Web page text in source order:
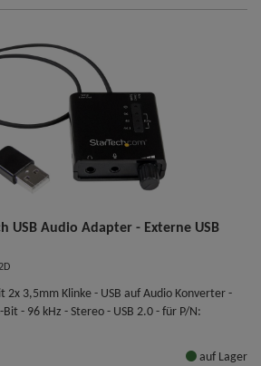
USB Audio Adapter - Externe USB
2x 3,5mm Klinke - USB auf Audio Konverter -
- 96 kHz - Stereo - USB 2.0 - für P/N:
auf Lager